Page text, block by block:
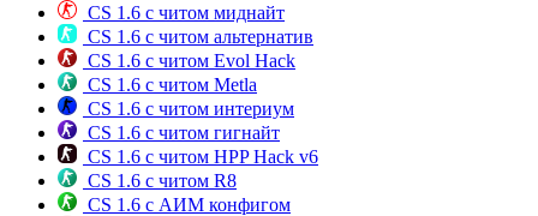
CS 1.6 с читом миднайт
CS 1.6 с читом альтернатив
CS 1.6 с читом Evol Hack
CS 1.6 с читом Metla
CS 1.6 с читом интериум
CS 1.6 с читом гигнайт
CS 1.6 с читом HPP Hack v6
CS 1.6 с читом R8
CS 1.6 с АИМ конфигом